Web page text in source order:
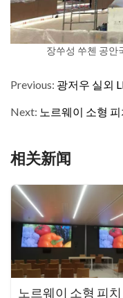
장쑤성 쑤첸 공안
Previous: 광저우 실외
Next: 노르웨이 소형
相关新闻
노르웨이 소형 피치